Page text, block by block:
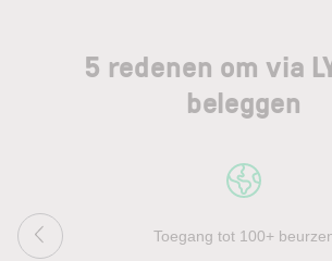
5 redenen om via
beleggen
Toegang tot 100+